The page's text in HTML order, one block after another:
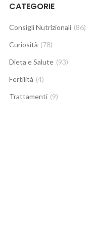
CATEGORIE
Consigli Nutrizionali (86)
Curiosità (78)
Dieta e Salute (93)
Fertilità (4)
Trattamenti (9)